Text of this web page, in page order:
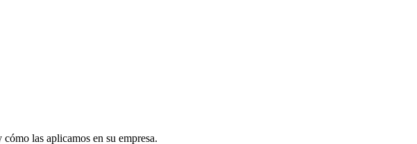
las aplicamos en su empresa.